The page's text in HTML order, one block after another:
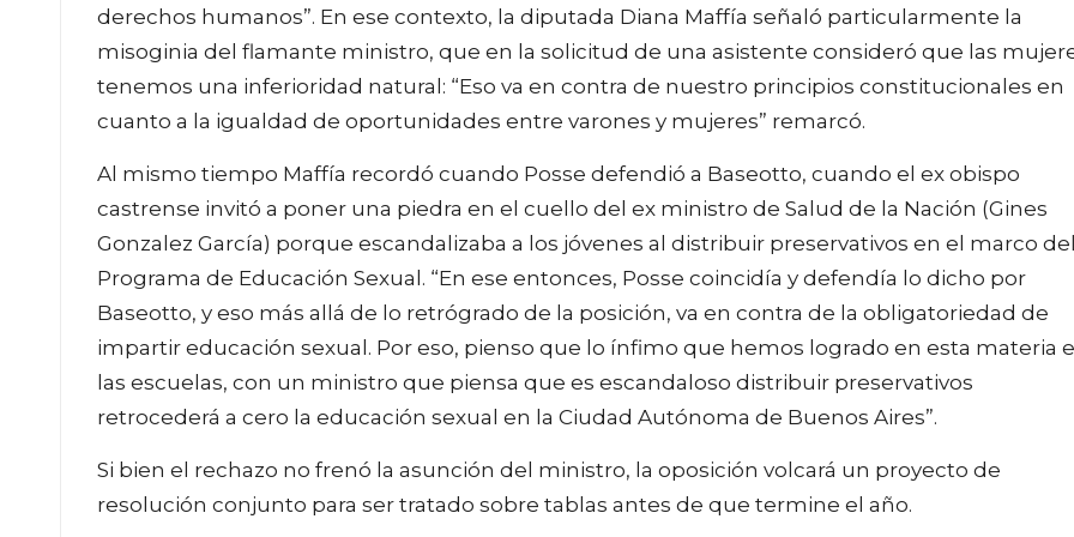
derechos humanos”. En ese contexto, la diputada Diana Maffía señaló particularmente la
misoginia del flamante ministro, que en la solicitud de una asistente consideró que las
tenemos una inferioridad natural: “Eso va en contra de nuestro principios constitucionales en
cuanto a la igualdad de oportunidades entre varones y mujeres” remarcó.
Al mismo tiempo Maffía recordó cuando Posse defendió a Baseotto, cuando el ex obispo
castrense invitó a poner una piedra en el cuello del ex ministro de Salud de la Nación (Gines
Gonzalez García) porque escandalizaba a los jóvenes al distribuir preservativos en el marco del
Programa de Educación Sexual. “En ese entonces, Posse coincidía y defendía lo dicho por
Baseotto, y eso más allá de lo retrógrado de la posición, va en contra de la obligatoriedad de
impartir educación sexual. Por eso, pienso que lo ínfimo que hemos logrado en esta materia
las escuelas, con un ministro que piensa que es escandaloso distribuir preservativos
retrocederá a cero la educación sexual en la Ciudad Autónoma de Buenos Aires”.
Si bien el rechazo no frenó la asunción del ministro, la oposición volcará un proyecto de
resolución conjunto para ser tratado sobre tablas antes de que termine el año.